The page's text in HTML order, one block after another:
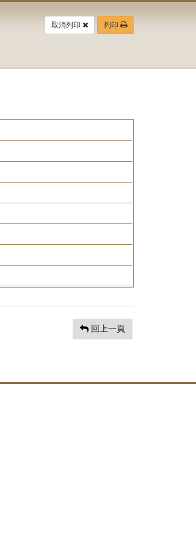
取消列印 列印
回上一頁